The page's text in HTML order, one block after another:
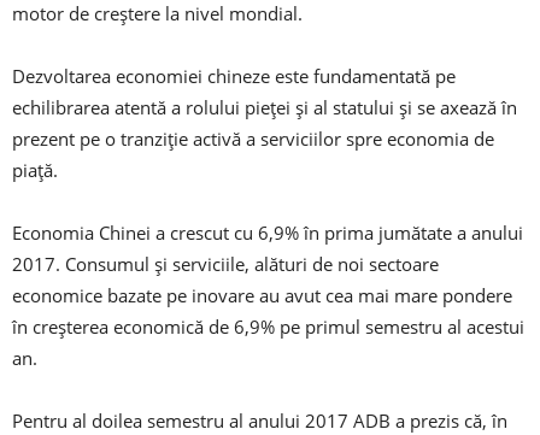
motor de creștere la nivel mondial.
Dezvoltarea economiei chineze este fundamentată pe
echilibrarea atentă a rolului pieței și al statului și se axează în
prezent pe o tranziție activă a serviciilor spre economia de
piață.
Economia Chinei a crescut cu 6,9% în prima jumătate a anului
2017. Consumul și serviciile, alături de noi sectoare
economice bazate pe inovare au avut cea mai mare pondere
în creșterea economică de 6,9% pe primul semestru al acestui
an.
Pentru al doilea semestru al anului 2017 ADB a prezis că, în